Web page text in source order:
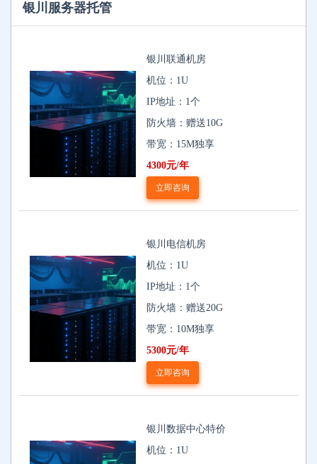
银川服务器托管
银川联通机房
机位：1U
IP地址：1个
防火墙：赠送10G
带宽：15M独享
4300元/年
立即咨询
银川电信机房
机位：1U
IP地址：1个
防火墙：赠送20G
带宽：10M独享
5300元/年
立即咨询
银川数据中心特价
机位：1U